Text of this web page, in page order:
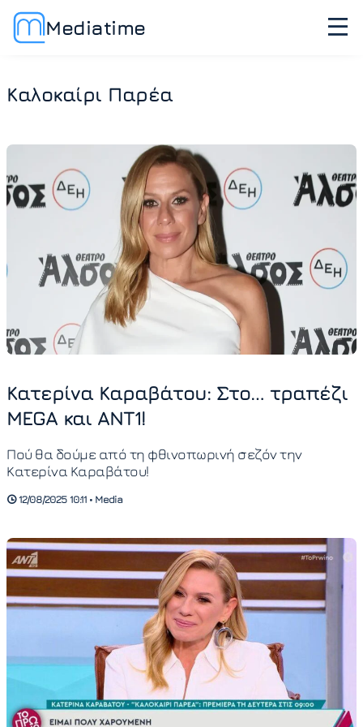
Mediatime
Καλοκαίρι Παρέα
Κατερίνα Καραβάτου: Στο… τραπέζι
MEGA και ΑΝΤ1!
Πού θα δούμε από τη φθινοπωρινή σεζόν την
Κατερίνα Καραβάτου!
12/08/2025 10:11 • Media